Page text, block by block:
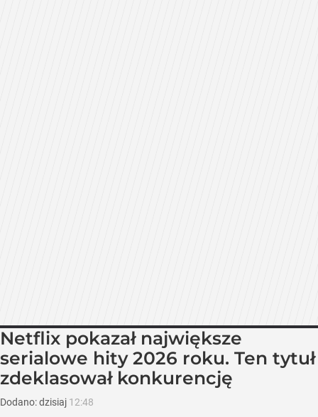
Netflix pokazał największe
serialowe hity 2026 roku. Ten tytuł
zdeklasował konkurencję
Dodano:dzisiaj 12:48